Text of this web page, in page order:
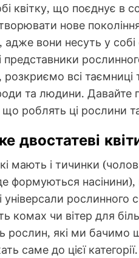
квітку, що поєднує в
нове
вони несуть у собі
представники
розкриємо всі таємниці
та людини. Давайте
що роблять ці рослини
двостатеві
мають і тичинки
формуються
універсали рослинного
комах чи вітер для
рослин, які ми
саме до цієї